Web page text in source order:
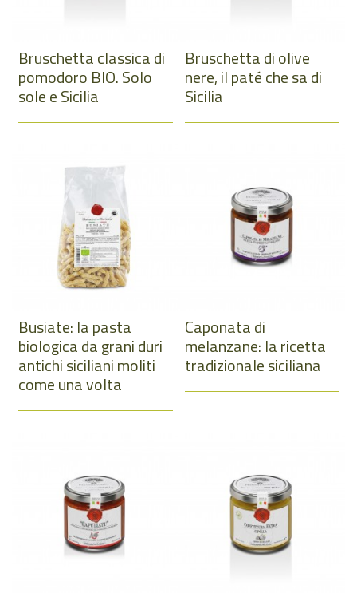
Bruschetta classica di
pomodoro BIO. Solo
sole e Sicilia
Bruschetta di olive
nere, il paté che sa di
Sicilia
Busiate: la pasta
biologica da grani duri
antichi siciliani moliti
come una volta
Caponata di
melanzane: la ricetta
tradizionale siciliana